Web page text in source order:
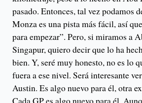
pasado. Entonces, tal vez podamos
Monza es una pista más fácil, así
para empezar”. Pero, si miramos a
Singapur, quiero decir que lo ha
bien. Y, seré muy honesto, no es lo
fuera a ese nivel. Será interesante
Austin. Es algo nuevo para él, otra